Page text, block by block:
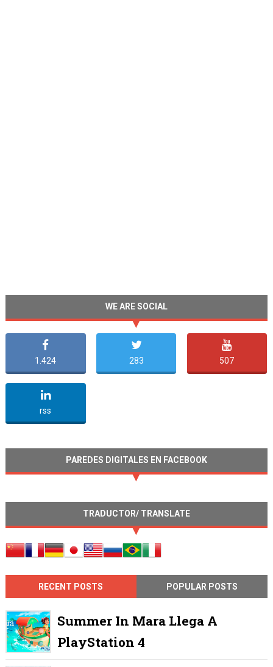
WE ARE SOCIAL
1.424 283 507
rss
PAREDES DIGITALES EN FACEBOOK
TRADUCTOR/ TRANSLATE
RECENT POSTS POPULAR POSTS
Summer In Mara Llega A
PlayStation 4